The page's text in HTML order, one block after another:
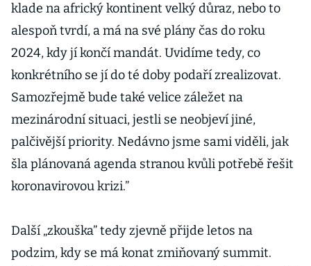
klade na africký kontinent velký důraz, nebo to
alespoň tvrdí, a má na své plány čas do roku
2024, kdy jí končí mandát. Uvidíme tedy, co
konkrétního se jí do té doby podaří zrealizovat.
Samozřejmě bude také velice záležet na
mezinárodní situaci, jestli se neobjeví jiné,
palčivější priority. Nedávno jsme sami viděli, jak
šla plánovaná agenda stranou kvůli potřebě řešit
koronavirovou krizi.”
Další „zkouška” tedy zjevně přijde letos na
podzim, kdy se má konat zmiňovaný summit.